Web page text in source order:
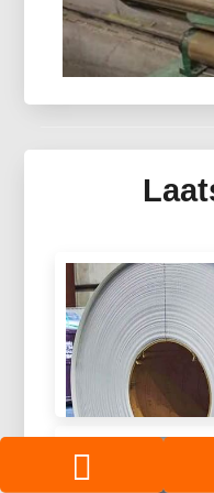
optica,
beschermende
verzamelaars